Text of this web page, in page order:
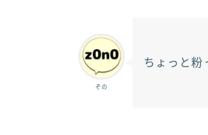
ぞの
ちょっと粉